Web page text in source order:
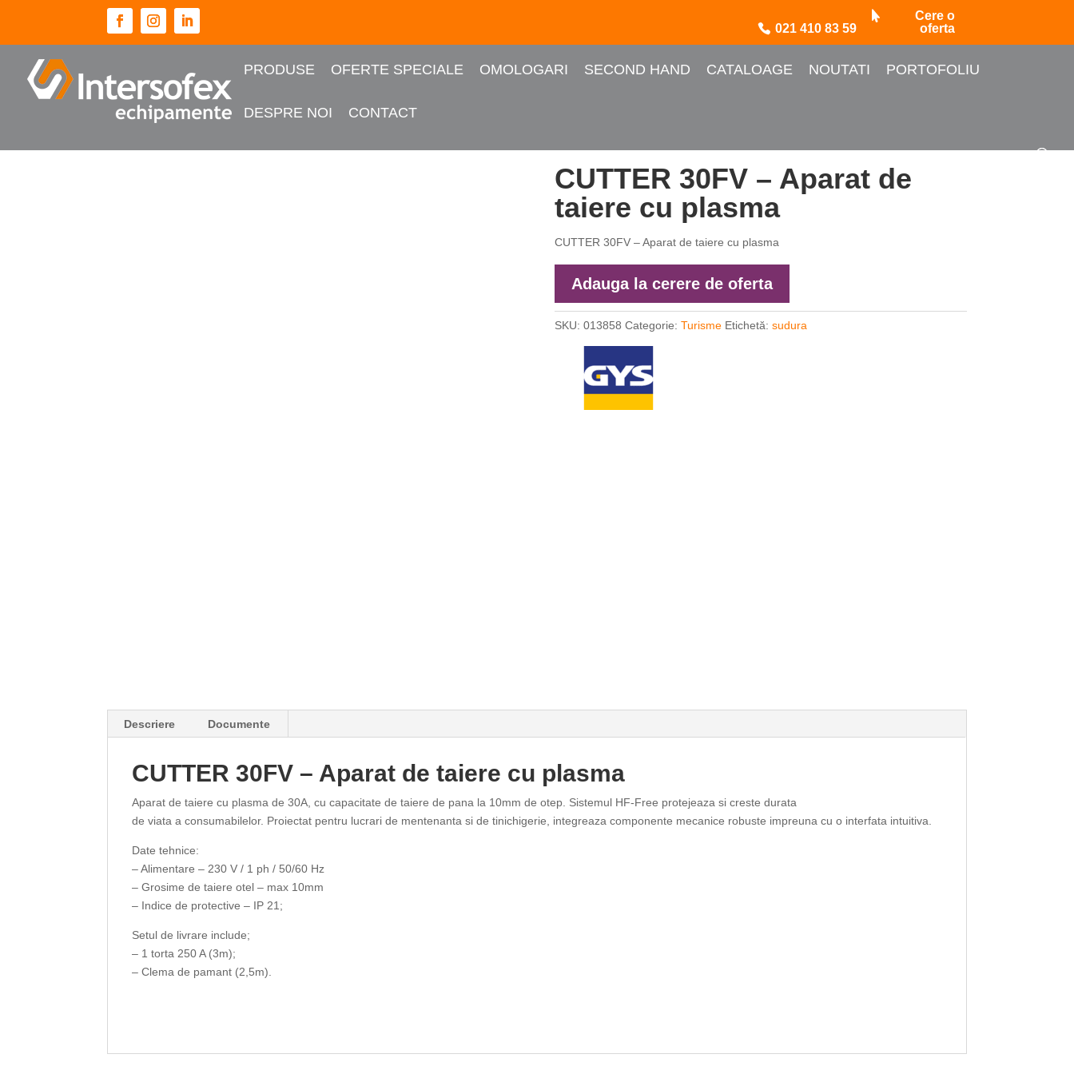
021 410 83 59
Cere o
oferta
PRODUSE OFERTE SPECIALE OMOLOGARI SECOND HAND CATALOAGE NOUTATI PORTOFOLIU
DESPRE NOI CONTACT
CUTTER 30FV – Aparat de
taiere cu plasma
CUTTER 30FV – Aparat de taiere cu plasma
Adauga la cerere de oferta
SKU: 013858 Categorie: Turisme Etichetă: sudura
Descriere Documente
CUTTER 30FV – Aparat de taiere cu plasma
Aparat de taiere cu plasma de 30A, cu capacitate de taiere de pana la 10mm de otep. Sistemul HF-Free protejeaza si creste durata
de viata a consumabilelor. Proiectat pentru lucrari de mentenanta si de tinichigerie, integreaza componente mecanice robuste impreuna cu o interfata intuitiva.
Date tehnice:
– Alimentare – 230 V / 1 ph / 50/60 Hz
– Grosime de taiere otel – max 10mm
– Indice de protective – IP 21;
Setul de livrare include;
– 1 torta 250 A (3m);
– Clema de pamant (2,5m).